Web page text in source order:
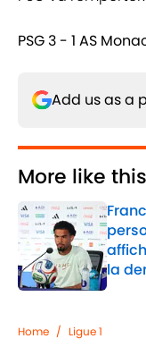
PSG 3 - 1 AS
Add us as a
More like this
la
Home / Ligue 1